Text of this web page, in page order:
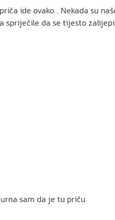
ide ovako… Nekada su
spriječile da se tijesto
sam da je tu priču